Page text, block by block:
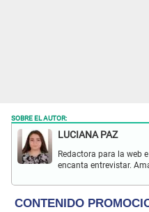
SOBRE EL AUTOR:
LUCIANA PAZ
Redactora para la web
encanta entrevistar.